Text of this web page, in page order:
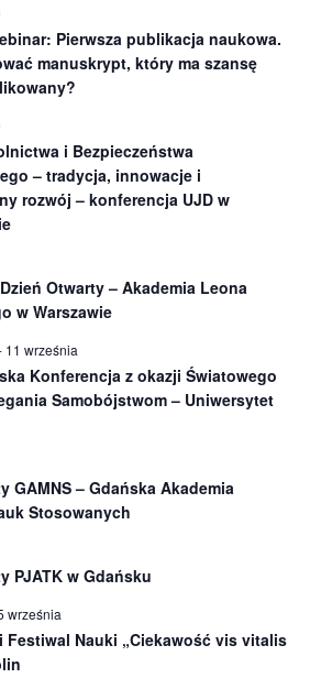
Pierwsza publikacja naukowa.
manuskrypt, który ma szansę
i Bezpieczeństwa
– tradycja, innowacje i
rozwój – konferencja UJD w
Otwarty – Akademia Leona
w Warszawie
11 września
Konferencja z okazji Światowego
Samobójstwom – Uniwersytet
GAMNS – Gdańska Akademia
Stosowanych
PJATK w Gdańsku
września
Festiwal Nauki „Ciekawość vis vitalis